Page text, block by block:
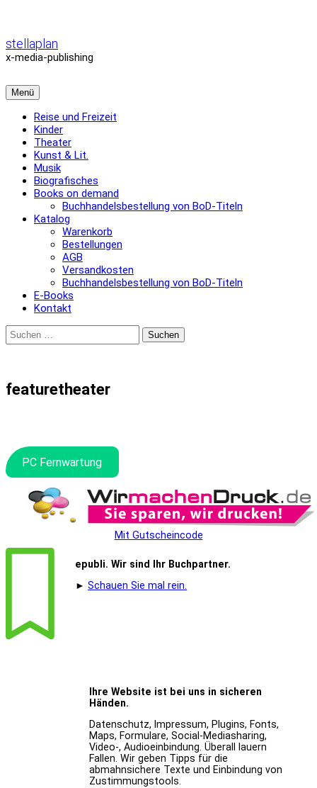
überspringen
stellaplan
x-media-publishing
Menü
Reise und Freizeit
Kinder
Theater
Kunst & Lit.
Musik
Biografisches
Books on demand
Buchhandelsbestellung von BoD-Titeln
Katalog
Warenkorb
Bestellungen
AGB
Versandkosten
Buchhandelsbestellung von BoD-Titeln
E-Books
Kontakt
Suchen
nach:
featuretheater
PC Fernwartung
Mit Gutscheincode
epubli. Wir sind Ihr Buchpartner.
►Schauen Sie mal rein.
Ihre Website ist bei uns in sicheren
Händen.
Datenschutz, Impressum, Plugins, Fonts,
Maps, Formulare, Social-Mediasharing,
Video-, Audioeinbindung. Überall lauern
Fallen. Wir geben Tipps für die
abmahnsichere Texte und Einbindung von
Zustimmungstools.